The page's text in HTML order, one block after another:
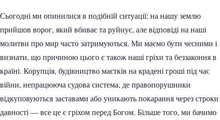
Сьогодні ми опинилися в подібній ситуації: на нашу землю
прийшов ворог, який вбиває та руйнує, але відповіді на наші
молитви про мир часто затримуються. Ми маємо бути чесними і
визнати, що причиною цього є також наші гріхи та беззаконня в
країні. Корупція, будівництво маєтків на крадені гроші під час
війни, непрацююча судова система, де правопорушники
відкуповуються заставами або уникають покарання через строки
давності — все це є гріхом перед Богом. Більше того, ми бачимо